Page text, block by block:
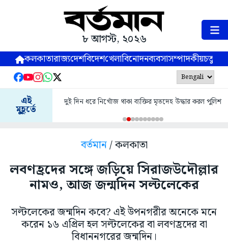
৮ আগস্ট, ২০২৬
কলকাতারাজ্যদেশবিদেশখেলাবিনোদনব্যবসাসম্পাদকীয়
এই
মুহূর্তে
দুই দিন ধরে নিখোঁজ থাকা ব্যক্তির মৃতদেহ উদ্ধার করল পুলিশ
বর্তমান/ কলকাতা
লবণহ্রদের সঙ্গে জড়িয়ে সিরাজউদৌল্লার
নামও, আজ জন্মদিন সল্টলেকের
সল্টলেকের জন্মদিন কবে? এই উপনগরীর অনেকে মনে
করেন ১৬ এপ্রিল হল সল্টলেকের বা লবণহ্রদের বা
বিধাননগরের জন্মদিন।